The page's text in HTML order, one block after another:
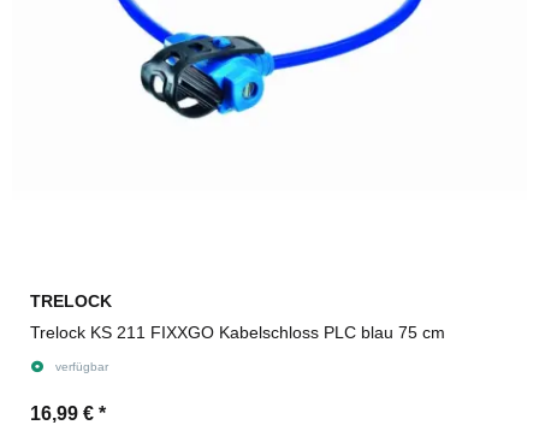
TRELOCK
Trelock KS 211 FIXXGO Kabelschloss PLC blau 75 cm
verfügbar
16,99 € *